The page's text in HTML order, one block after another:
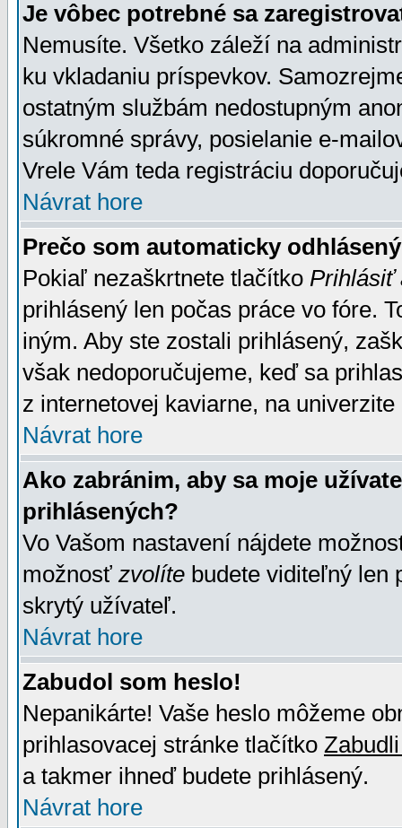
Je vôbec potrebné sa
Nemusíte. Všetko záleží na
ku vkladaniu príspevkov.
ostatným službám nedostupným
súkromné správy, posielanie e-
Vrele Vám teda registráciu
Návrat hore
Prečo som automaticky
Pokiaľ nezaškrtnete tlačítko Prihlásiť
prihlásený len počas práce vo fóre.
iným. Aby ste zostali prihlásený,
však nedoporučujeme, keď sa
z internetovej kaviarne, na univerzite
Návrat hore
Ako zabránim, aby sa moje
prihlásených?
Vo Vašom nastavení nájdete
možnosť zvolíte budete viditeľný len
skrytý užívateľ.
Návrat hore
Zabudol som heslo!
Nepanikárte! Vaše heslo môžeme
prihlasovacej stránke tlačítko
a takmer ihneď budete prihlásený.
Návrat hore